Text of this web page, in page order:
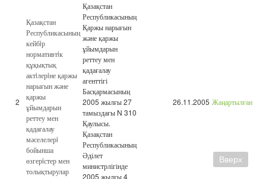
2
Қазақстан
Республикасының
кейбiр
нормативтiк
құқықтық
актiлерiне қаржы
нарығын және
қаржы
ұйымдарын
реттеу мен
қадағалау
мәселелерi
бойынша
өзгерiстер мен
толықтырулар
Қазақстан
Республикасының
Қаржы нарығын
және қаржы
ұйымдарын
реттеу мен
қадағалау
агенттігі
Басқармасының
2005 жылғы 27
тамыздағы N 310
Қаулысы.
Қазақстан
Республикасының
Әділет
министрлігінде
2005 жылғы 4
26.11.2005 Жаңартылған
Вверх